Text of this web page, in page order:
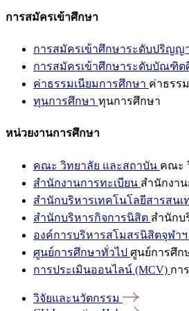
การสมัครเข้าศึกษา
การสมัครเข้าศึกษาระดับปริญ
การสมัครเข้าศึกษาระดับบัณฑิต
ค่าธรรมเนียมการศึกษา ค่าธรร
ทุนการศึกษา ทุนการศึกษา
หน่วยงานการศึกษา
คณะ วิทยาลัย และสถาบัน คณะ
สำนักงานการทะเบียน สำนักงา
สำนักบริหารเทคโนโลยีสารสนเ
สำนักบริหารกิจการนิสิต สำนักบ
องค์การบริหารสโมสรนิสิตจุฬาฯ
ศูนย์การศึกษาทั่วไป ศูนย์การศึก
การประเมินออนไลน์ (MCV) กา
วิจัยและนวัตกรรม